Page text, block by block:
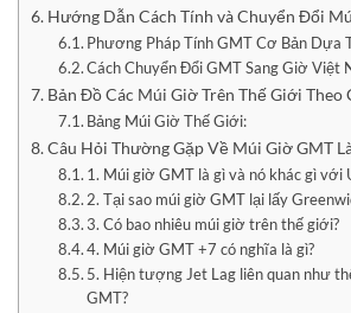
Hướng Dẫn Cách Tính và Chuyển Đổi
Phương Pháp Tính GMT Cơ Bản Dựa
Cách Chuyển Đổi GMT Sang Giờ Việt
Bản Đồ Các Múi Giờ Trên Thế Giới Theo
Bảng Múi Giờ Thế Giới:
Câu Hỏi Thường Gặp Về Múi Giờ GMT
1. Múi giờ GMT là gì và nó khác gì với
2. Tại sao múi giờ GMT lại lấy
3. Có bao nhiêu múi giờ trên thế giới?
4. Múi giờ GMT +7 có nghĩa là gì?
5. Hiện tượng Jet Lag liên quan như
GMT?